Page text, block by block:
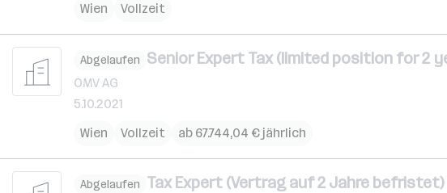
Wien
Vollzeit
Abgelaufen Senior Expert Tax (limited position for 2
OMV AG
5.10.2021
Wien
Vollzeit ab 67.744,04 € jährlich
Abgelaufen Tax Expert (Vertrag auf 2 Jahre befristet)